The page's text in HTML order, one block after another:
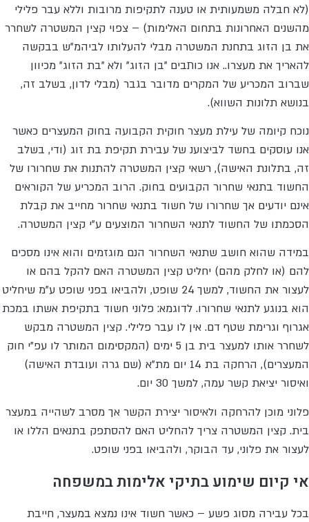
(לא חבלה משמעותית או טענה לתקיפות מרובות וללא עבר פלילי
מהשנים האחרונות בתחום האלימות) – צפוי קצין המשטרה לשחרר
את בן הזוג בתחנת המשטרה מבלי להעלותו לביהמ"ש בבקשה
להאריך את מעצרו.. אנו כותבים "בן הזוג" ולא "בת הזוג" מכיוון
שברוב המכריע של המקרים מדובר בגבר (מבלי לדון, בשלב זה,
בנושא תלונות השווא).
נוכח קיומה של עילת מעצר חוקית הקבועה בחוק המעצרים כאשר
אנו עוסקים בחשד לביצוענ של עבירת תקיפת בת זוג (ודי, בשלב
זה, בתלונת האישה), רשאי קצין המשטרה להתנות את שחרורו של
החשוד בתנאי שחרור הקבועים בחוק. הרוב המכריע של הקוראים
אינם יודעים אך שחרורו של חשוד בתנאי שחרור מחייב את קבלת
הסכמתו של החשוד לתנאי השחרור המוצעים ע"י קצין המשטרה.
במידה שהוא חושב שתנאי השחרור הנם מוגזמים והוא אינו מסכים
להם (או לחלק מהם) יחליט קצין המשטרה האם להקל בהם או
לעצור את החשוד, למשך 24 שופט, ולהביאו בפני שופט ע"מ שיחליט
הוא בנוגע לתנאי שחרורו. לדוגמא: פלוני חשוד בתקיפת אשתו במכת
אגרוף וגרימת שטף דם. אין לו עבר פלילי. קצין המשטרה מבקש
לשחרר אותו למעצר בית בן 5 ימים (המקסימום המותר לו עפ"י חוק
המעצרים), הרחקה בת 14 יום מת"א (שם גרה ועובדת האישה)
ואיסור יציאת קשר עמה, למשך 30 יום.
פלוני מוכן להרחקה ולאיסור יצירת הקשר אך מסרב לשהייה במעצר
בית. קצין המשטרה צריך להחליט האם להסתפק בתנאים הללו או
לעצור את פלוני, עד הבוקר, ולהביאו בפני שופט.
אי קיום שימוע בתיקי אלימות במשפחה
בכל עבירה מסוג פשע – כאשר חשוד אינו נמצא במעצר, חייבת